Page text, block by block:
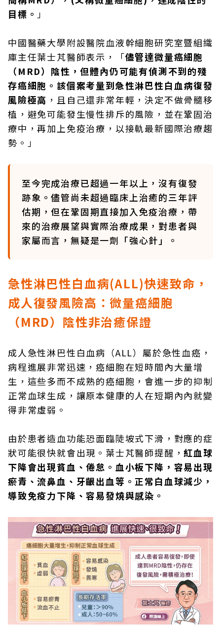
目標。 」
中國醫藥大學附設醫院血液幹細胞研究室暨組織
庫主任葉士芃醫師表示，「儘管達微量癌細胞
（MRD）陰性，但體內仍可能有偵測不到的殘
存癌細胞。該個案考量到急性淋巴性白血病復發
風險極高 ，且自己還非常年輕，決定不做骨髓移
植，避免可能發生慢性排斥的風險，並在鞏固治
療中，再加上免疫治療，以接軌最新國際治療趨
勢。」
至今完成治療已超過一年以上，沒有復發
跡象。儘管尚未超過臨床上治癒的三年評
估期，但在鞏固期直接加入免疫治療，帶
來的治療展望與實際治療成果，對患者與
家屬而言，無疑是一劑「強心針」。
急性淋巴性白血病(ALL)快速致命，
成人復發風險高：微量癌細胞
（MRD）陰性非治癒保證
成人急性淋巴性白血病（ALL）屬於急性血癌，
病程進展非常迅速，癌細胞在短時間內大量增
生，這些多而不成熟的癌細胞，會進一步的抑制
正常血球生成，讓原本健康的人在短期內內就變
得非常虛弱。
由於患者造血功能恐面臨陡坡式下滑，對應的症
狀可能很快就會出現。葉士芃醫師提醒，紅血球
下降會出現貧血、倦怠。血小板下降，容易出現
瘀青、流鼻血、牙齦出血等。正常白血球減少，
導致免疫力下降、容易發燒與感染。